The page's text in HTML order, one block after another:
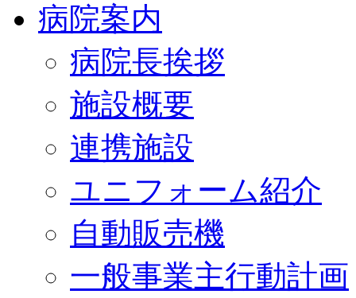
病院案内
病院長挨拶
施設概要
連携施設
ユニフォーム紹介
自動販売機
一般事業主行動計画